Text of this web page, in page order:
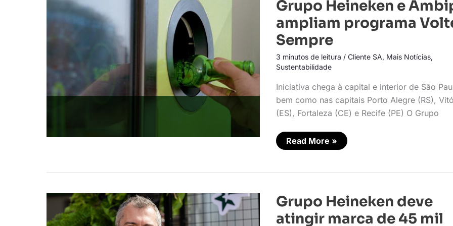
Grupo Heineken e
ampliam programa
Sempre
3 minutos de leitura / Cliente SA, Mais Notícias,
Sustentabilidade
Iniciativa chega à capital e interior de São
bem como nas capitais Porto Alegre (RS),
(ES), Fortaleza (CE) e Recife (PE) O Grupo
Heineken
Ambipar
ampliam
programa
Sempre
Read More »
Grupo Heineken deve
atingir marca de 45 mil
Grupo
Heineken
deve
atingir